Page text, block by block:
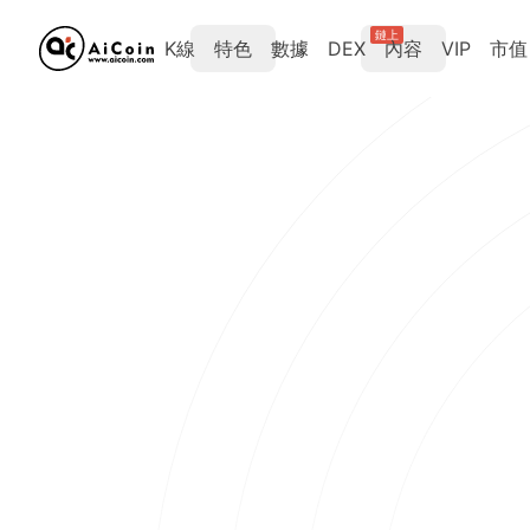
K線 特色 數據 DEX
鏈上
內容 VIP 市值